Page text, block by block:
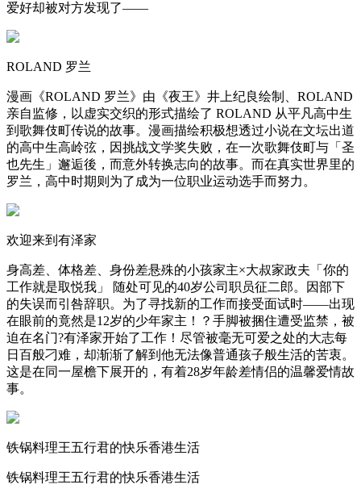
爱好却被对方发现了——
ROLAND 罗兰
漫画《ROLAND 罗兰》由《夜王》井上纪良绘制、ROLAND
亲自监修，以虚实交织的形式描绘了 ROLAND 从平凡高中生
到歌舞伎町传说的故事。漫画描绘积极想透过小说在文坛出道
的高中生高岭弦，因挑战文学奖失败，在一次歌舞伎町与「圣
也先生」邂逅後，而意外转换志向的故事。而在真实世界里的
罗兰，高中时期则为了成为一位职业运动选手而努力。
欢迎来到有泽家
身高差、体格差、身份差悬殊的小孩家主×大叔家政夫「你的
工作就是取悦我」 随处可见的40岁公司职员征二郎。因部下
的失误而引咎辞职。为了寻找新的工作而接受面试时——出现
在眼前的竟然是12岁的少年家主！？手脚被捆住遭受监禁，被
迫在名门?有泽家开始了工作！尽管被毫无可爱之处的大志每
日百般刁难，却渐渐了解到他无法像普通孩子般生活的苦衷。
这是在同一屋檐下展开的，有着28岁年龄差情侣的温馨爱情故
事。
铁锅料理王五行君的快乐香港生活
铁锅料理王五行君的快乐香港生活